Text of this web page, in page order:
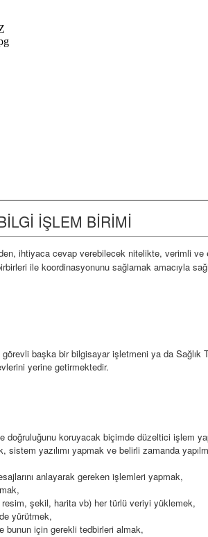
İŞLEM BİRİMİ
ihtiyaca cevap verebilecek nitelikte, verimli
ile koordinasyonunu sağlamak amacıyla
görevli başka bir bilgisayar işletmeni ya da
yerine getirmektedir.
doğruluğunu koruyacak biçimde düzeltici işlem
yazılımı yapmak ve belirli zamanda
anlayarak gereken işlemleri yapmak,
şekil, harita vb) her türlü veriyi yüklemek,
yürütmek,
bunun için gerekli tedbirleri almak,